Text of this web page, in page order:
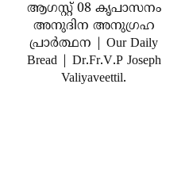
ആഗസ്റ്റ് 08 കൃപാസനം
അനുദിന അനുഗ്രഹ
പ്രാർത്ഥന | Our Daily
Bread | Dr.Fr.V.P Joseph
Valiyaveettil.